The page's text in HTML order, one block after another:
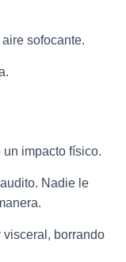
sofocante.
impacto físico.
Nadie le
visceral, borrando